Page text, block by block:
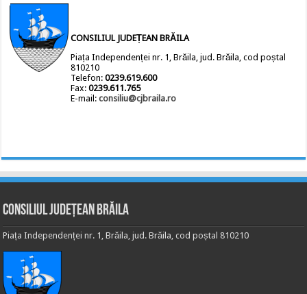
CONSILIUL JUDEȚEAN BRĂILA
Piața Independenței nr. 1, Brăila, jud. Brăila, cod poștal
810210
Telefon:0239.619.600
Fax:0239.611.765
E-mail:consiliu@cjbraila.ro
Consiliul Județean Brăila
Piața Independenței nr. 1, Brăila, jud. Brăila, cod poștal 810210